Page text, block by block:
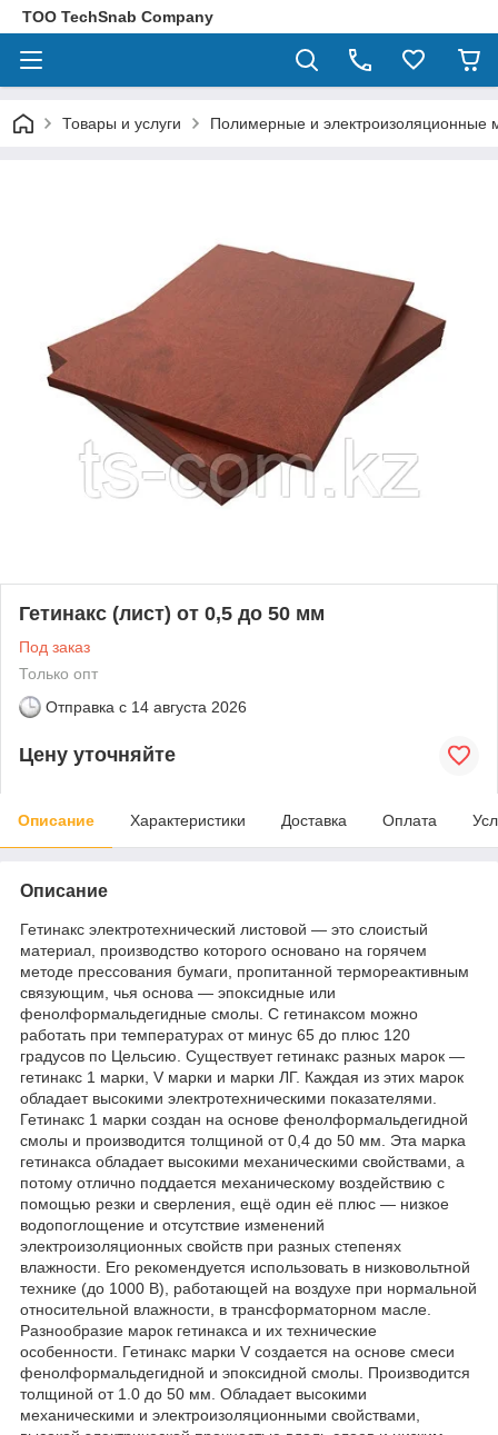
ТОО TechSnab Company
Товары и услуги Полимерные и электроизоляционные
Гетинакс (лист) от 0,5 до 50 мм
Под заказ
Только опт
Отправка с 14 августа 2026
Цену уточняйте
Описание Характеристики Доставка Оплата
Описание
Гетинакс электротехнический листовой ― это слоистый
материал, производство которого основано на горячем
методе прессования бумаги, пропитанной термореактивным
связующим, чья основа ― эпоксидные или
фенолформальдегидные смолы. С гетинаксом можно
работать при температурах от минус 65 до плюс 120
градусов по Цельсию. Существует гетинакс разных марок ―
гетинакс 1 марки, V марки и марки ЛГ. Каждая из этих марок
обладает высокими электротехническими показателями.
Гетинакс 1 марки создан на основе фенолформальдегидной
смолы и производится толщиной от 0,4 до 50 мм. Эта марка
гетинакса обладает высокими механическими свойствами, а
потому отлично поддается механическому воздействию с
помощью резки и сверления, ещё один её плюс ― низкое
водопоглощение и отсутствие изменений
электроизоляционных свойств при разных степенях
влажности. Его рекомендуется использовать в низковольтной
технике (до 1000 В), работающей на воздухе при нормальной
относительной влажности, в трансформаторном масле.
Разнообразие марок гетинакса и их технические
особенности. Гетинакс марки V создается на основе смеси
фенолформальдегидной и эпоксидной смолы. Производится
толщиной от 1.0 до 50 мм. Обладает высокими
механическими и электроизоляционными свойствами,